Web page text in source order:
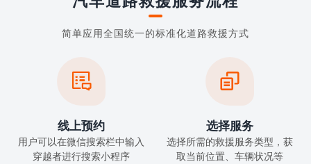
简单应用全国统一的标准化道路救援方式

线上预约
用户可以在微信搜索栏中输入
穿越者进行搜索小程序

选择服务
选择所需的救援服务类型，获
取当前位置、车辆状况等